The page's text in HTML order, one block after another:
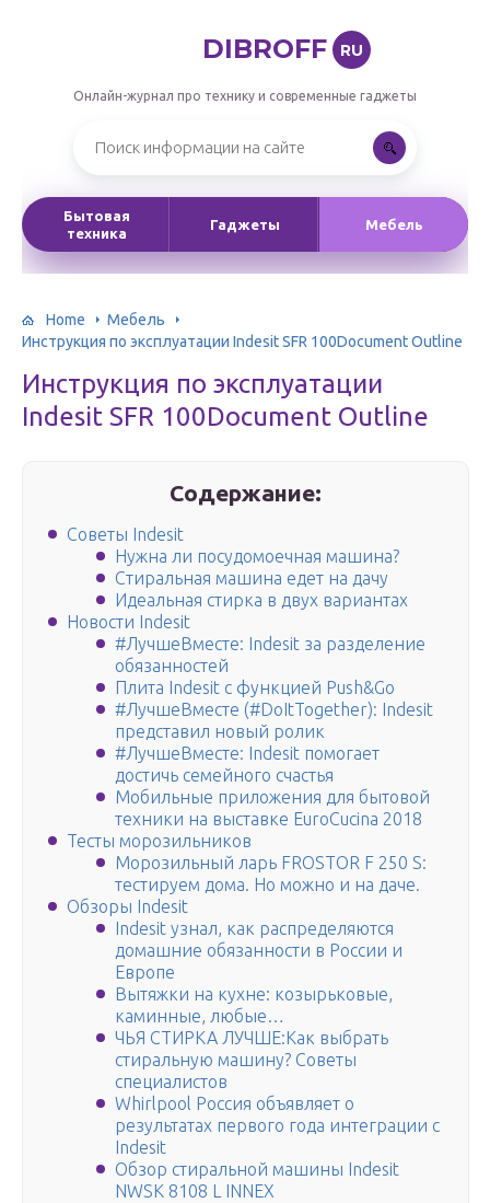
DIBROFF RU
Онлайн-журнал про технику и современные гаджеты
Бытовая
техника
Гаджеты Мебель
Home
Мебель
Инструкция по эксплуатации Indesit SFR 100Document Outline
Инструкция по эксплуатации
Indesit SFR 100Document Outline
Содержание:
Советы Indesit
Нужна ли посудомоечная машина?
Стиральная машина едет на дачу
Идеальная стирка в двух вариантах
Новости Indesit
#ЛучшеВместе: Indesit за разделение
обязанностей
Плита Indesit с функцией Push&Go
#ЛучшеВместе (#DoItTogether): Indesit
представил новый ролик
#ЛучшеВместе: Indesit помогает
достичь семейного счастья
Мобильные приложения для бытовой
техники на выставке EuroCucina 2018
Тесты морозильников
Морозильный ларь FROSTOR F 250 S:
тестируем дома. Но можно и на даче.
Обзоры Indesit
Indesit узнал, как распределяются
домашние обязанности в России и
Европе
Вытяжки на кухне: козырьковые,
каминные, любые…
ЧЬЯ СТИРКА ЛУЧШЕ:Как выбрать
стиральную машину? Советы
специалистов
Whirlpool Россия объявляет о
результатах первого года интеграции с
Indesit
Обзор стиральной машины Indesit
NWSK 8108 L INNEX